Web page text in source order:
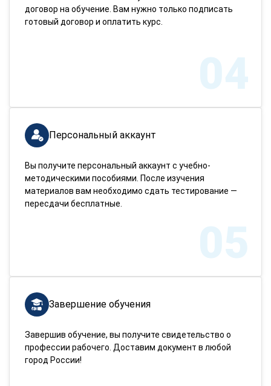
договор на обучение. Вам нужно только подписать
готовый договор и оплатить курс.
04
Персональный аккаунт
Вы получите персональный аккаунт с учебно-
методическими пособиями. После изучения
материалов вам необходимо сдать тестирование —
пересдачи бесплатные.
05
Завершение обучения
Завершив обучение, вы получите свидетельство о
профессии рабочего. Доставим документ в любой
город России!